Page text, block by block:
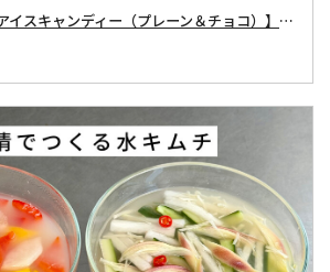
Lesson#256【寒天アイスキャンディー（プレーン＆チョコ）】７月１８日（土）２１時〜配信